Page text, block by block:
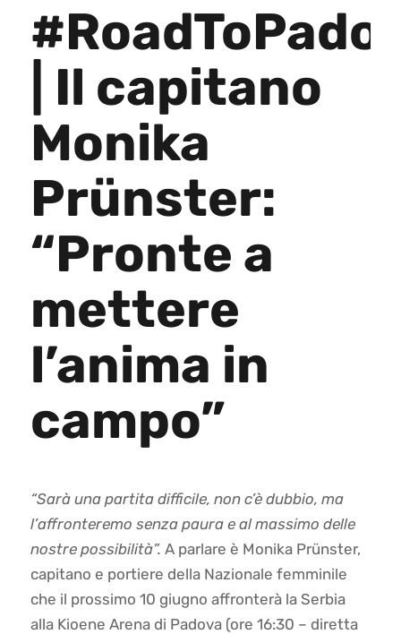
| Il capitano
Monika
Prünster:
“Pronte a
mettere
l’anima in
campo”
“Sarà una partita difficile, non c’è dubbio, ma
l’affronteremo senza paura e al massimo delle
nostre possibilità”. A parlare è Monika Prünster,
capitano e portiere della Nazionale femminile
che il prossimo 10 giugno affronterà la Serbia
alla Kioene Arena di Padova (ore 16:30 – diretta